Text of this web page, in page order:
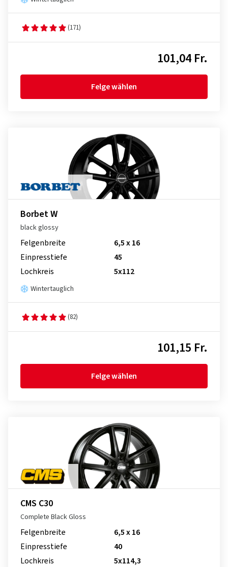
(171)
101,04 Fr.
Felge wählen
Borbet W
black glossy
Felgenbreite
6,5 x 16
Einpresstiefe
45
Lochkreis
5x112
Wintertauglich
(82)
101,15 Fr.
Felge wählen
CMS C30
Complete Black Gloss
Felgenbreite
6,5 x 16
Einpresstiefe
40
Lochkreis
5x114,3